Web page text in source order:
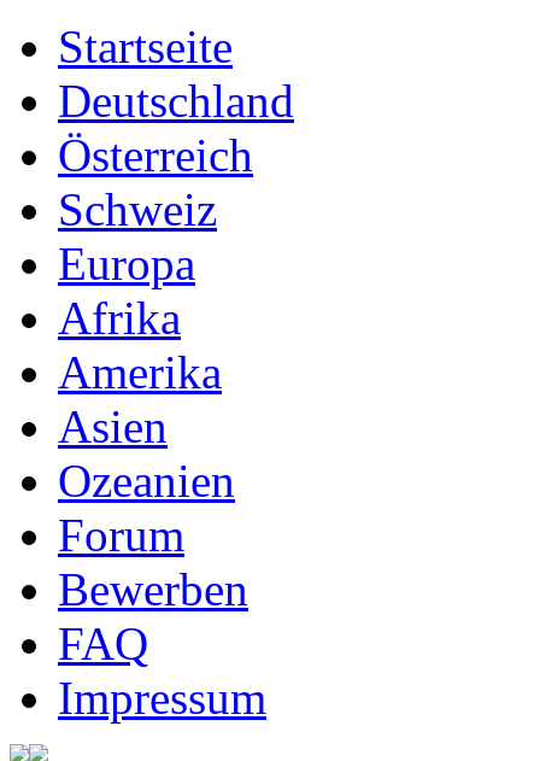
Startseite
Deutschland
Österreich
Schweiz
Europa
Afrika
Amerika
Asien
Ozeanien
Forum
Bewerben
FAQ
Impressum